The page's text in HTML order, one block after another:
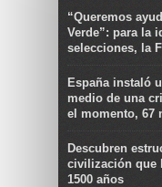
“Queremos
Verde”: para la
selecciones, la
España instaló
medio de una
el momento, 67
Descubren
civilización que
1500 años